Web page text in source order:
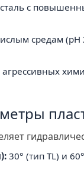
с
средам
агрессивных
30° (тип TL) и